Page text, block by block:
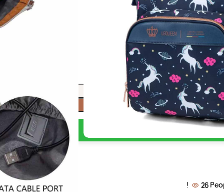
إضافة إلى السلة
اشتري الآن
26